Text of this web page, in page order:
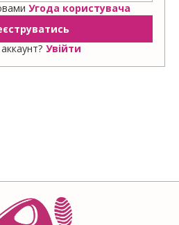
Угода користувача
Увійти